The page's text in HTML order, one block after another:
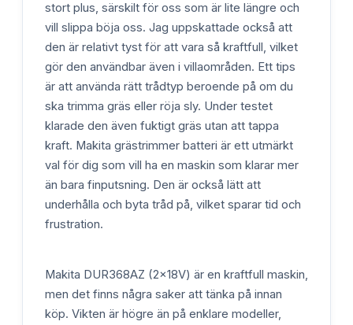
stort plus, särskilt för oss som är lite längre och
vill slippa böja oss. Jag uppskattade också att
den är relativt tyst för att vara så kraftfull, vilket
gör den användbar även i villaområden. Ett tips
är att använda rätt trådtyp beroende på om du
ska trimma gräs eller röja sly. Under testet
klarade den även fuktigt gräs utan att tappa
kraft. Makita grästrimmer batteri är ett utmärkt
val för dig som vill ha en maskin som klarar mer
än bara finputsning. Den är också lätt att
underhålla och byta tråd på, vilket sparar tid och
frustration.
Makita DUR368AZ (2x18V) är en kraftfull maskin,
men det finns några saker att tänka på innan
köp. Vikten är högre än på enklare modeller,